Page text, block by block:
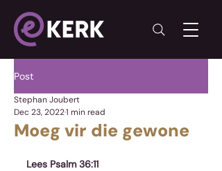
Post
Moeg vir die gewone
Stephan Joubert
Dec 23, 20221 min read
Lees Psalm 36:11